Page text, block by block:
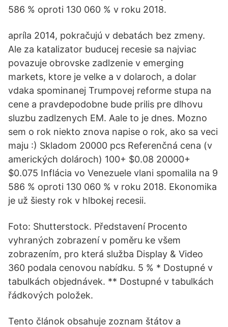
586 % oproti 130 060 % v roku 2018.
apríla 2014, pokračujú v debatách bez zmeny.
Ale za katalizator buducej recesie sa najviac
povazuje obrovske zadlzenie v emerging
markets, ktore je velke a v dolaroch, a dolar
vdaka spominanej Trumpovej reforme stupa na
cene a pravdepodobne bude prilis pre dlhovu
sluzbu zadlzenych EM. Aale to je dnes. Mozno
sem o rok niekto znova napise o rok, ako sa veci
maju :) Skladom 20000 pcs Referenčná cena (v
amerických dolároch) 100+ $0.08 20000+
$0.075 Inflácia vo Venezuele vlani spomalila na 9
586 % oproti 130 060 % v roku 2018. Ekonomika
je už šiesty rok v hlbokej recesii.
Foto: Shutterstock. Představení Procento
vyhraných zobrazení v poměru ke všem
zobrazením, pro která služba Display & Video
360 podala cenovou nabídku. 5 % * Dostupné v
tabulkách objednávek. ** Dostupné v tabulkách
řádkových položek.
Tento článok obsahuje zoznam štátov a